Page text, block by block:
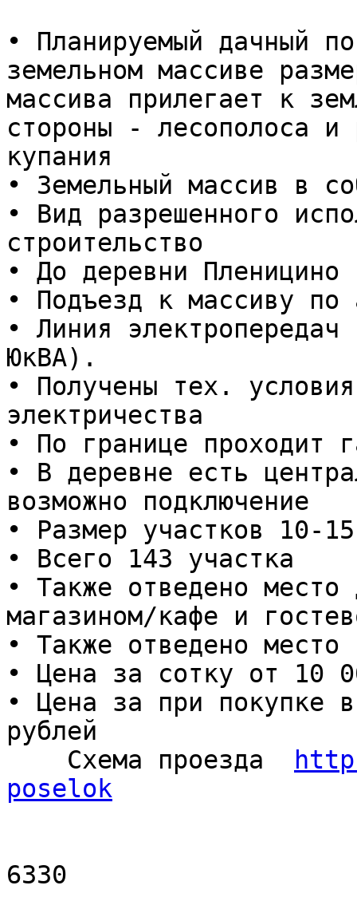
• Планируемый дачный
земельном массиве
массива прилегает к
стороны - лесополоса
купания
• Земельный массив в
• Вид разрешенного
строительство
• До деревни
• Подъезд к массиву по
• Линия
ЮкВА).
• Получены тех.
электричества
• По границе проходит
• В деревне есть
возможно подключение
• Размер участков 10-
• Всего 143 участка
• Также отведено
магазином/кафе и
• Также отведено
• Цена за сотку от 10
• Цена за при покупке
рублей
    Схема проезда
poselok
6330